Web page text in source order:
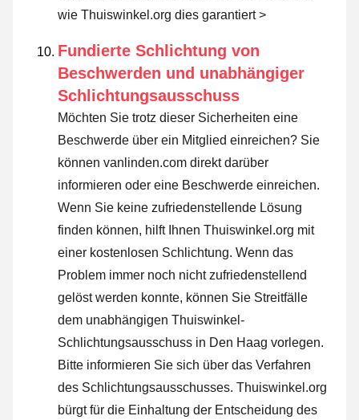
wie Thuiswinkel.org dies garantiert >
Fundierte Schlichtung von
Beschwerden und unabhängiger
Schlichtungsausschuss
Möchten Sie trotz dieser Sicherheiten eine
Beschwerde über ein Mitglied einreichen? Sie
können vanlinden.com direkt darüber
informieren oder eine Beschwerde einreichen.
Wenn Sie keine zufriedenstellende Lösung
finden können, hilft Ihnen Thuiswinkel.org mit
einer kostenlosen Schlichtung. Wenn das
Problem immer noch nicht zufriedenstellend
gelöst werden konnte, können Sie Streitfälle
dem unabhängigen Thuiswinkel-
Schlichtungsausschuss in Den Haag vorlegen.
Bitte informieren Sie sich über das Verfahren
des Schlichtungsausschusses. Thuiswinkel.org
bürgt für die Einhaltung der Entscheidung des